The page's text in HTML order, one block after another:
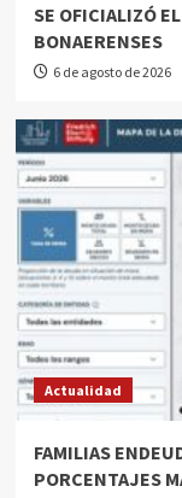
SE OFICIALIZÓ
BONAERENSES
6 de agosto de 2026
Actualidad
FAMILIAS
PORCENTAJES